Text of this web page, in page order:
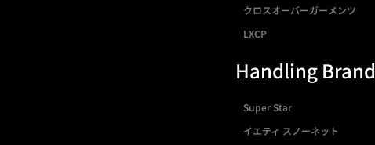
クロスオーバーガーメンツ
LXCP
Handling Brand
Super Star
イエティ スノーネット